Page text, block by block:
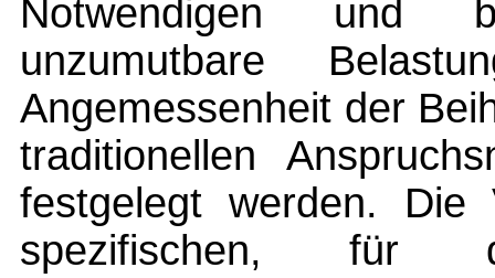
Notwendigen und
unzumutbare
Angemessenheit der
traditionellen
festgelegt werden. Die
spezifischen, für